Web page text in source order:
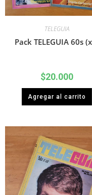
TELEGUIA
Pack TELEGUIA 60s
$20.000
Agregar al carrito